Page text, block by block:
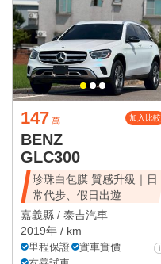
147 萬 加入比較
BENZ
GLC300
珍珠白包膜 質感升級｜日
常代步、假日出遊
嘉義縣 / 泰吉汽車
2019年 / km
里程保證
實車實價